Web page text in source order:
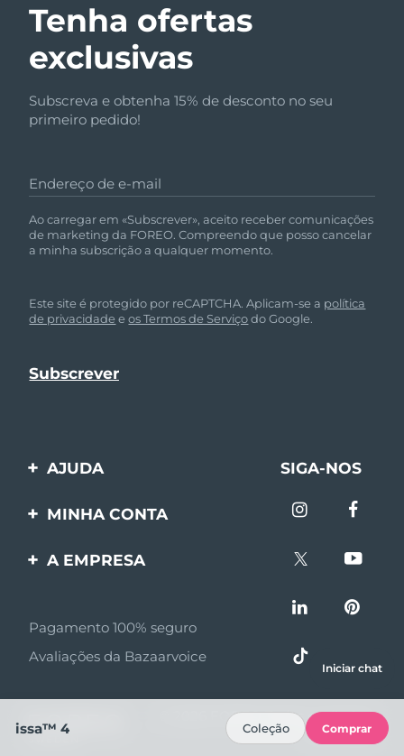
Tenha ofertas
exclusivas
Subscreva e obtenha 15% de desconto no seu
primeiro pedido!
Endereço de e-mail
Ao carregar em «Subscrever», aceito receber comunicações
de marketing da FOREO. Compreendo que posso cancelar
a minha subscrição a qualquer momento.
Este site é protegido por reCAPTCHA. Aplicam-se a política
de privacidade eos Termos de Serviçodo Google.
AJUDA
Entre em contato
SIGA-NOS
MINHA CONTA
Registro de produto
A EMPRESA
Afiliados
Notícias de afiliados
MYSA
Parceiro minoritário
Pagamento 100% seguro
Avaliações da Bazaarvoice
© 2026 FOREO Todos os direitos
reservados
Iniciar chat
issa™ 4 Coleção Comprar